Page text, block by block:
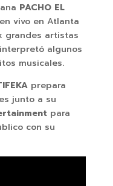
PACHO EL
vivo en Atlanta
grandes artistas
algunos
musicales.
prepara
junto a su
para
con su